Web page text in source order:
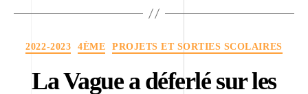
Catégories
2022-2023 4ÈME PROJETS ET SORTIES SCOLAIRES
La Vague a déferlé sur les